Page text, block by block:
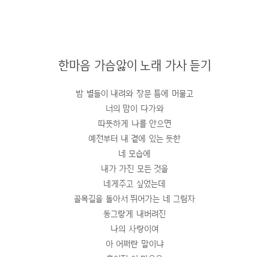
한마음 가슴앓이 노래 가사 듣기
밤 별들이 내려와 창문 틈에 머물고
너의 맘이 다가와
따뜻하게 나를 안으면
예전부터 내 곁에 있는 듯한
네 모습에
내가 가진 모든 것을
네게주고 싶었는데
골목길을 돌아서 뛰어가는 네 그림자
동그랗게 내버려진
나의 사랑이여
아 어쩌란 말이냐